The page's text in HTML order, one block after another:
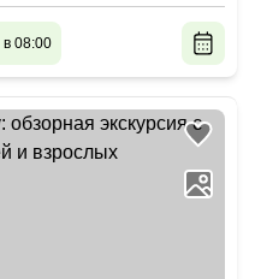
в 08:00